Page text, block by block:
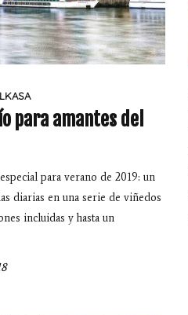
para amantes del
para verano de 2019: un
diarias en una serie de viñedos
incluidas y hasta un